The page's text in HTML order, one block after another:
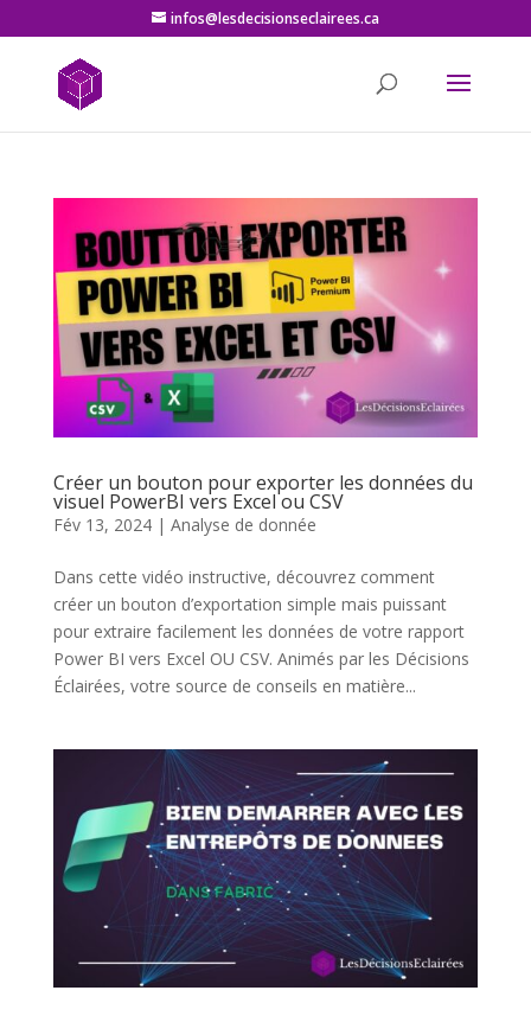
infos@lesdecisionseclairees.ca
Créer un bouton pour exporter les données du
visuel PowerBI vers Excel ou CSV
Fév 13, 2024| Analyse de donnée
Dans cette vidéo instructive, découvrez comment
créer un bouton d’exportation simple mais puissant
pour extraire facilement les données de votre rapport
Power BI vers Excel OU CSV. Animés par les Décisions
Éclairées, votre source de conseils en matière...